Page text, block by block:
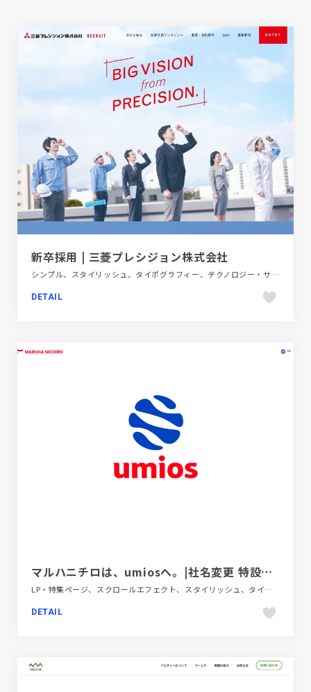
新卒採用 | 三菱プレシジョン株式会社
シンプル、スタイリッシュ、タイポグラフィー、テクノロジー・サイエンス、モーション多め、レッド系、大きめ写真、新卒・中途採用サイト
DETAIL
マルハニチロは、umiosへ。|社名変更 特設サイト
LP・特集ページ、スクロールエフェクト、スタイリッシュ、タイポグラフィー、ブルー系、ホワイト系、レッド系、第一次産業・SDGs・地方創生
DETAIL